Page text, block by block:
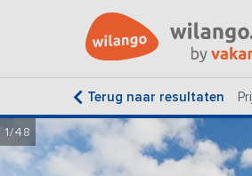
Terug naar resultaten
1/48